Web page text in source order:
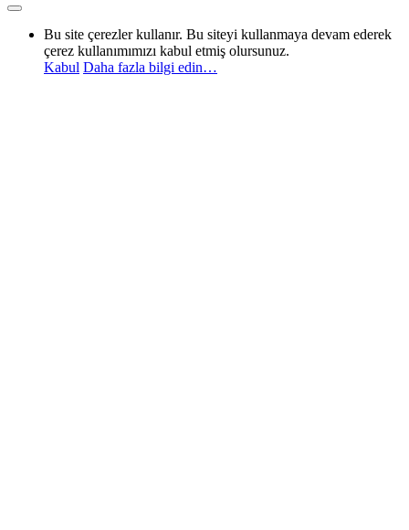
Bu site çerezler kullanır. Bu siteyi kullanmaya devam ederek
çerez kullanımımızı kabul etmiş olursunuz.
Kabul Daha fazla bilgi edin…